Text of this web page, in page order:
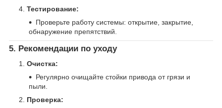
Тестирование:
Проверьте работу системы: открытие, закрытие,
обнаружение препятствий.
5. Рекомендации по уходу
Очистка:
Регулярно очищайте стойки привода от грязи и
пыли.
Проверка: